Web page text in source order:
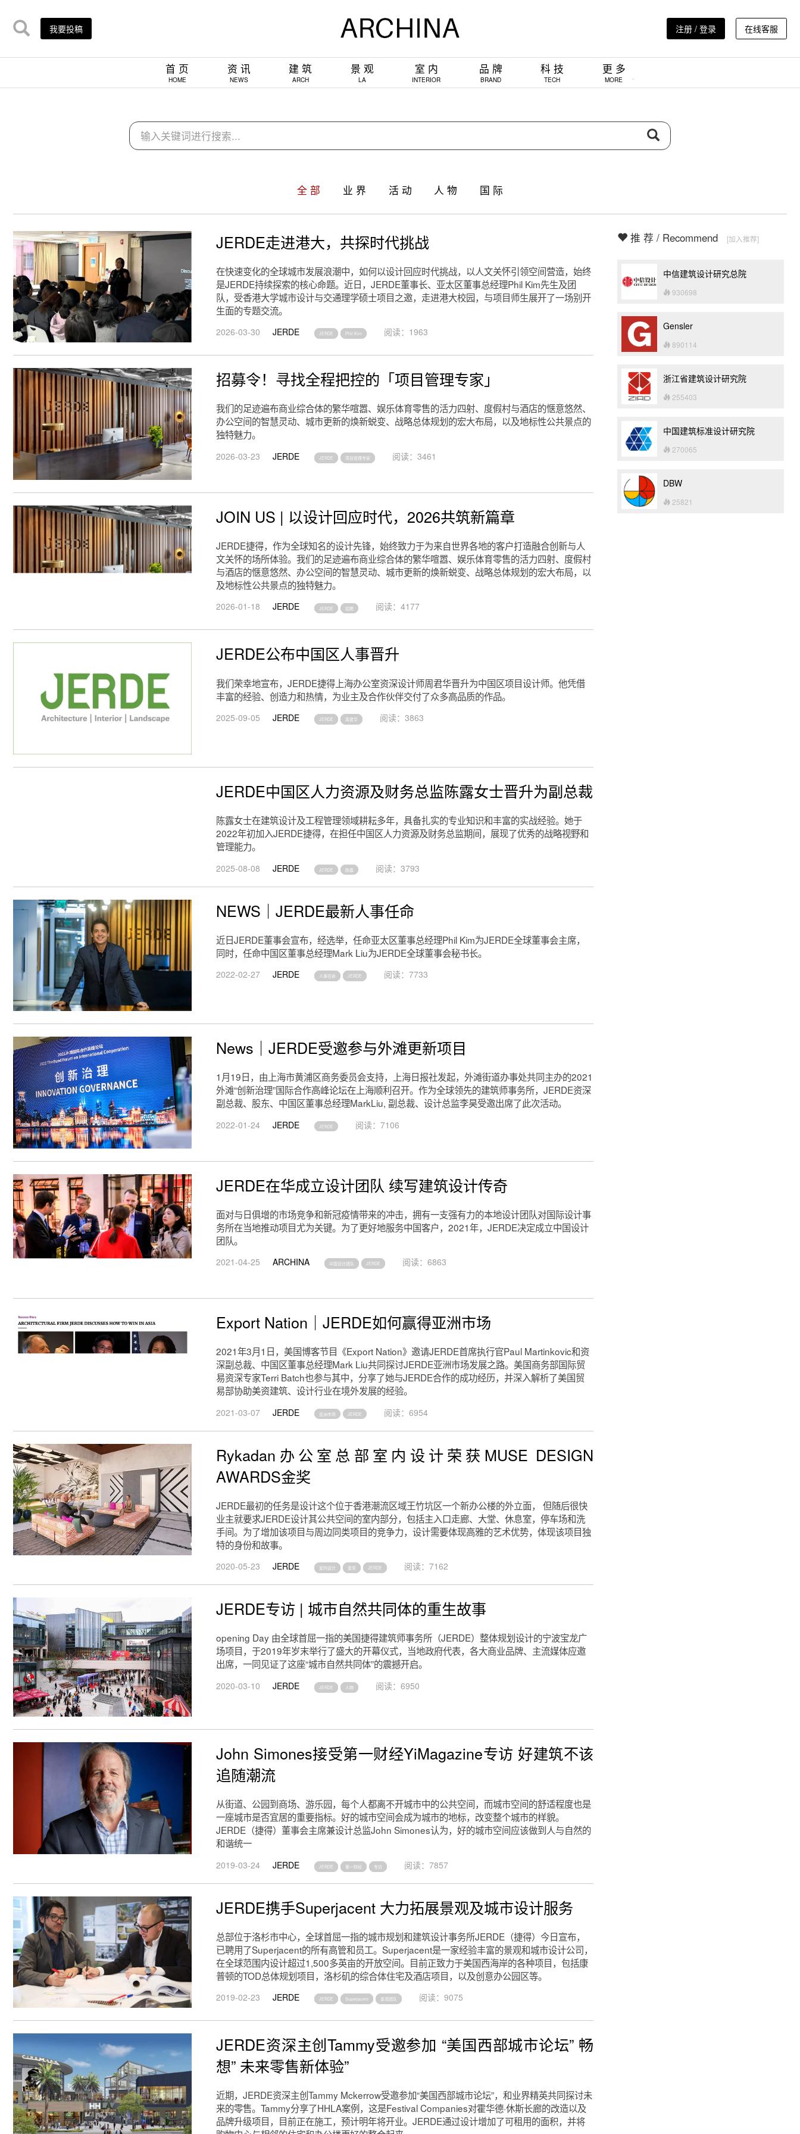
我要投稿 注册 / 登录 在线客服
首 页
HOME
资 讯
NEWS
建 筑
ARCH
景 观
LA
室 内
INTERIOR
品 牌
BRAND
科 技
TECH
更 多
MORE
全 部 业 界 活 动 人 物 国 际
JERDE走进港大，共探时代挑战
在快速变化的全球城市发展浪潮中，如何以设计回应时代挑战，以人文关怀引领空间营造，始终
是JERDE持续探索的核心命题。近日，JERDE董事长、亚太区董事总经理Phil Kim先生及团
队，受香港大学城市设计与交通理学硕士项目之邀，走进港大校园，与项目师生展开了一场别开
生面的专题交流。
2026-03-30 JERDE JERDE Phil Kim 阅读：1963
招募令！寻找全程把控的「项目管理专家」
我们的足迹遍布商业综合体的繁华喧嚣、娱乐体育零售的活力四射、度假村与酒店的惬意悠然、
办公空间的智慧灵动、城市更新的焕新蜕变、战略总体规划的宏大布局，以及地标性公共景点的
独特魅力。
2026-03-23 JERDE JERDE 项目管理专家 阅读：3461
JOIN US | 以设计回应时代，2026共筑新篇章
JERDE捷得，作为全球知名的设计先锋，始终致力于为来自世界各地的客户打造融合创新与人
文关怀的场所体验。我们的足迹遍布商业综合体的繁华喧嚣、娱乐体育零售的活力四射、度假村
与酒店的惬意悠然、办公空间的智慧灵动、城市更新的焕新蜕变、战略总体规划的宏大布局，以
及地标性公共景点的独特魅力。
2026-01-18 JERDE JERDE 招聘 阅读：4177
JERDE公布中国区人事晋升
我们荣幸地宣布，JERDE捷得上海办公室资深设计师周君华晋升为中国区项目设计师。他凭借
丰富的经验、创造力和热情，为业主及合作伙伴交付了众多高品质的作品。
2025-09-05 JERDE JERDE 周君华 阅读：3863
JERDE中国区人力资源及财务总监陈露女士晋升为副总裁
陈露女士在建筑设计及工程管理领域耕耘多年，具备扎实的专业知识和丰富的实战经验。她于
2022年初加入JERDE捷得，在担任中国区人力资源及财务总监期间，展现了优秀的战略视野和
管理能力。
2025-08-08 JERDE JERDE 陈露 阅读：3793
NEWS｜JERDE最新人事任命
近日JERDE董事会宣布，经选举，任命亚太区董事总经理Phil Kim为JERDE全球董事会主席，
同时，任命中国区董事总经理Mark Liu为JERDE全球董事会秘书长。
2022-02-27 JERDE 人事任命 JERDE 阅读：7733
News｜JERDE受邀参与外滩更新项目
1月19日，由上海市黄浦区商务委员会支持，上海日报社发起，外滩街道办事处共同主办的2021
外滩“创新治理”国际合作高峰论坛在上海顺利召开。作为全球领先的建筑师事务所，JERDE资深
副总裁、股东、中国区董事总经理MarkLiu, 副总裁、设计总监李昊受邀出席了此次活动。
2022-01-24 JERDE JERDE 阅读：7106
JERDE在华成立设计团队 续写建筑设计传奇
面对与日俱增的市场竞争和新冠疫情带来的冲击，拥有一支强有力的本地设计团队对国际设计事
务所在当地推动项目尤为关键。为了更好地服务中国客户，2021年，JERDE决定成立中国设计
团队。
2021-04-25 ARCHINA 中国设计团队 JERDE 阅读：6863
Export Nation｜JERDE如何赢得亚洲市场
2021年3月1日，美国博客节目《Export Nation》邀请JERDE首席执行官Paul Martinkovic和资
深副总裁、中国区董事总经理Mark Liu共同探讨JERDE亚洲市场发展之路。美国商务部国际贸
易资深专家Terri Batch也参与其中，分享了她与JERDE合作的成功经历，并深入解析了美国贸
易部协助美资建筑、设计行业在境外发展的经验。
2021-03-07 JERDE 亚洲市场 JERDE 阅读：6954
Rykadan办公室总部室内设计荣获MUSE DESIGN
AWARDS金奖
JERDE最初的任务是设计这个位于香港潮流区域王竹坑区一个新办公楼的外立面， 但随后很快
业主就要求JERDE设计其公共空间的室内部分，包括主入口走廊、大堂、休息室，停车场和洗
手间。为了增加该项目与周边同类项目的竞争力，设计需要体现高雅的艺术优势，体现该项目独
特的身份和故事。
2020-05-23 JERDE 室内设计 金奖 JERDE 阅读：7162
JERDE专访 | 城市自然共同体的重生故事
opening Day 由全球首屈一指的美国捷得建筑师事务所（JERDE）整体规划设计的宁波宝龙广
场项目，于2019年岁末举行了盛大的开幕仪式，当地政府代表，各大商业品牌、主流媒体应邀
出席，一同见证了这座“城市自然共同体”的震撼开启。
2020-03-10 JERDE JERDE 人物 阅读：6950
John Simones接受第一财经YiMagazine专访 好建筑不该
追随潮流
从街道、公园到商场、游乐园，每个人都离不开城市中的公共空间，而城市空间的舒适程度也是
一座城市是否宜居的重要指标。好的城市空间会成为城市的地标，改变整个城市的样貌。
JERDE（捷得）董事会主席兼设计总监John Simones认为，好的城市空间应该做到人与自然的
和谐统一
2019-03-24 JERDE JERDE 第一财经 专访 阅读：7857
JERDE携手Superjacent 大力拓展景观及城市设计服务
总部位于洛杉市中心，全球首屈一指的城市规划和建筑设计事务所JERDE（捷得）今日宣布，
已聘用了Superjacent的所有高管和员工。Superjacent是一家经验丰富的景观和城市设计公司，
在全球范围内设计超过1,500多英亩的开放空间。目前正致力于美国西海岸的各种项目，包括康
普顿的TOD总体规划项目，洛杉矶的综合体住宅及酒店项目，以及创意办公园区等。
2019-02-23 JERDE JERDE Superjacent 景观团队 阅读：9075
JERDE资深主创Tammy受邀参加 “美国西部城市论坛” 畅
想” 未来零售新体验”
近期，JERDE资深主创Tammy Mckerrow受邀参加“美国西部城市论坛”，和业界精英共同探讨未
来的零售。Tammy分享了HHLA案例，这是Festival Companies对霍华德·休斯长廊的改造以及
品牌升级项目，目前正在施工，预计明年将开业。JERDE通过设计增加了可租用的面积，并将
推 荐 / Recommend [加入推荐]
中信建筑设计研究总院
930698
Gensler
890114
浙江省建筑设计研究院
255403
中国建筑标准设计研究院
270065
DBW
25821